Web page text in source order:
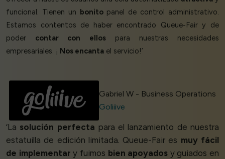
funcional. Tienen un bonitopanel de control administrativo.
Estamos contentos de haber encontrado Queue-Fair y de
poder contar con ellospara nuestras necesidades
empresariales. ¡ Nos encanta el servicio!’
Gabriel W - Business Operations
Goliiive
‘La solución perfecta para el lanzamiento de nuestra
estatuilla de edición limitada. Queue-Fair es muy fácil
de implementar y fuimos bien apoyados y guiados en